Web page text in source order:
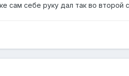
сам себе руку дал так во второй